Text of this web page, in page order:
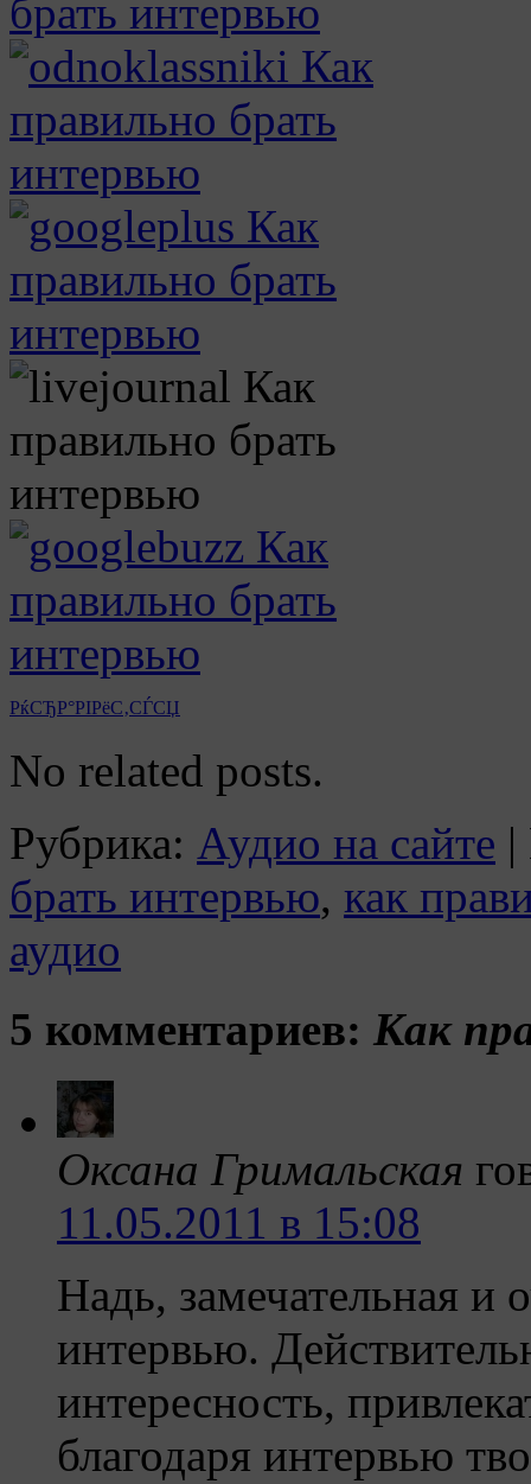
РќСЂР°РІРёС‚СЃСЏ
No related posts.
Рубрика: Аудио на сайте |
брать интервью, как
аудио
5 комментариев: Как
Оксана Гримальская
11.05.2011 в 15:08
Надь, замечательная и
интервью.
интересность,
благодаря интервью